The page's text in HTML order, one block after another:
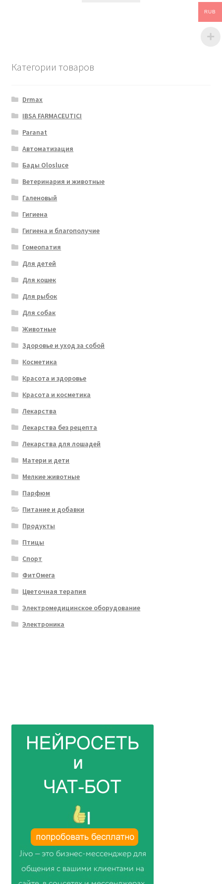
Категории товаров
Drmax
IBSA FARMACEUTICI
Paranat
Автоматизация
Бады Olosluce
Ветеринария и животные
Галеновый
Гигиена
Гигиена и благополучие
Гомеопатия
Для детей
Для кошек
Для рыбок
Для собак
Животные
Здоровье и уход за собой
Косметика
Красота и здоровье
Красота и косметика
Лекарства
Лекарства без рецепта
Лекарства для лошадей
Матери и дети
Мелкие животные
Парфюм
Питание и добавки
Продукты
Птицы
Спорт
ФитОмега
Цветочная терапия
Электромедицинское оборудование
Электроника
RUB